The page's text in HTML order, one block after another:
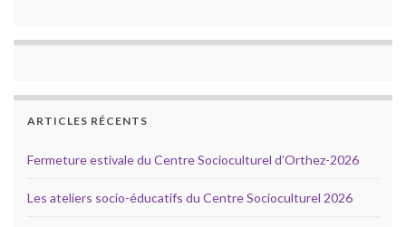
ARTICLES RÉCENTS
Fermeture estivale du Centre Socioculturel d’Orthez-2026
Les ateliers socio-éducatifs du Centre Socioculturel 2026